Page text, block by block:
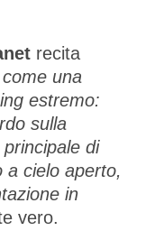
recita
una
estremo:
sulla
di
a cielo aperto,
in
vero.